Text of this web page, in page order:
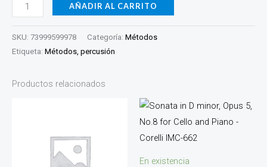
AÑADIR AL CARRITO
SKU: 73999599978 Categoría: Métodos
Etiqueta: Métodos, percusión
Productos relacionados
En existencia